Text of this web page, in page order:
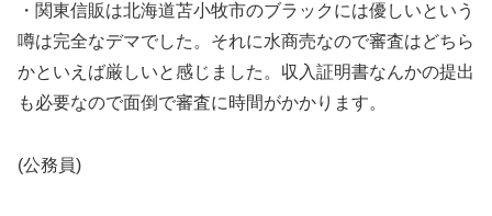
・関東信販は北海道苫小牧市のブラックには優しいという
噂は完全なデマでした。それに水商売なので審査はどちら
かといえば厳しいと感じました。収入証明書なんかの提出
も必要なので面倒で審査に時間がかかります。
(公務員)